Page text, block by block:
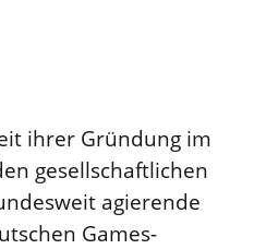
ihrer Gründung im
gesellschaftlichen
agierende
Games-